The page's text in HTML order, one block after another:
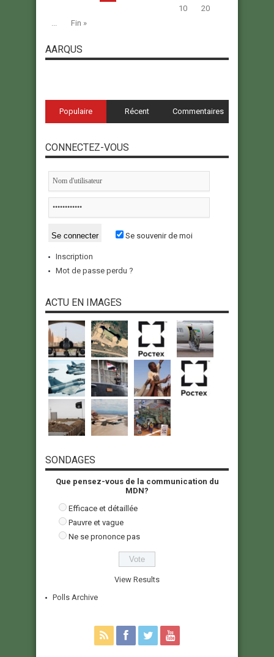
10
20
...
Fin »
AARQUS
Populaire Récent Commentaires
CONNECTEZ-VOUS
Se souvenir de moi
Inscription
Mot de passe perdu ?
ACTU EN IMAGES
SONDAGES
Que pensez-vous de la communication du
MDN?
Efficace et détaillée
Pauvre et vague
Ne se prononce pas
View Results
Polls Archive